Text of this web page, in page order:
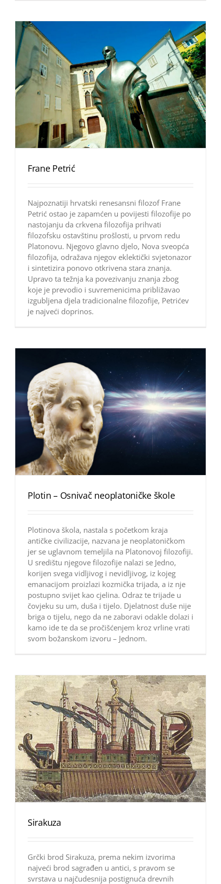
Frane Petrić
Najpoznatiji hrvatski renesansni filozof Frane
Petrić ostao je zapamćen u povijesti filozofije po
nastojanju da crkvena filozofija prihvati
filozofsku ostavštinu prošlosti, u prvom redu
Platonovu. Njegovo glavno djelo, Nova sveopća
filozofija, odražava njegov eklektički svjetonazor
i sintetizira ponovo otkrivena stara znanja.
Upravo ta težnja ka povezivanju znanja zbog
koje je prevodio i suvremenicima približavao
izgubljena djela tradicionalne filozofije, Petrićev
je najveći doprinos.
Plotin – Osnivač neoplatoničke škole
Plotinova škola, nastala s početkom kraja
antičke civilizacije, nazvana je neoplatoničkom
jer se uglavnom temeljila na Platonovoj filozofiji.
U središtu njegove filozofije nalazi se Jedno,
korijen svega vidljivog i nevidljivog, iz kojeg
emanacijom proizlazi kozmička trijada, a iz nje
postupno svijet kao cjelina. Odraz te trijade u
čovjeku su um, duša i tijelo. Djelatnost duše nije
briga o tijelu, nego da ne zaboravi odakle dolazi i
kamo ide te da se pročišćenjem kroz vrline vrati
svom božanskom izvoru – Jednom.
Sirakuza
Grčki brod Sirakuza, prema nekim izvorima
najveći brod sagrađen u antici, s pravom se
svrstava u najčudesnija postignuća drevnih